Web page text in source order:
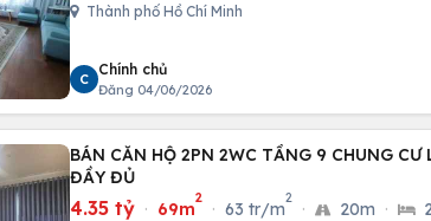
Thành phố Hồ Chí Minh
C
Chính chủ
Đăng 04/06/2026
BÁN CĂN HỘ 2PN 2WC TẦNG 9 CHUNG CƯ
ĐẦY ĐỦ
4.35 tỷ · 69m
2
· 63 tr/m
2
· 20m ·